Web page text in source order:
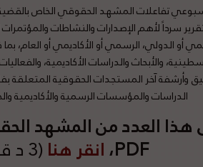
تفاعلات المشهد الحقوقي الخاص
سرداً لأهم الإصدارات والنشاطات
أو الدولي، الرسمي أو الأكاديمي أو العام،
والأبحاث والدراسات الأكاديمية،
وأرشفة آخر المستجدات الحقوقية المتعلقة
الدراسات والمؤسسات الرسمية والأكاديمية
هذا العدد من المشهد
PDF، انقر هنا (3 د قراءة)